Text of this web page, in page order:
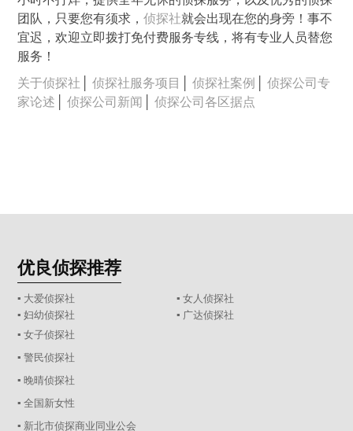
团队，只要您有须求，侦探社就会出现在您的身旁！事不
宜迟，欢迎立即拨打免付费服务专线，将有专业人员替您
服务！
关于侦探社 │侦探社服务项目 │侦探社案例 │侦探公司专
家论述 │侦探公司新闻 │侦探公司各区据点
优良侦探推荐
▪ 大爱侦探社
▪ 女人侦探社
▪ 妇幼侦探社
▪ 广达侦探社
▪ 女子侦探社
▪ 警民侦探社
▪ 晚晴侦探社
▪ 全国新女性
▪ 新北市侦探商业同业公会